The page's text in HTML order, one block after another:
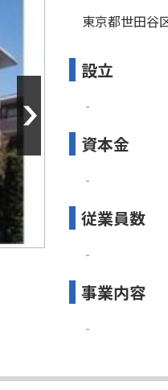
Next
東京都世田谷
設立
‐
資本金
‐
従業員数
‐
事業内容
‐